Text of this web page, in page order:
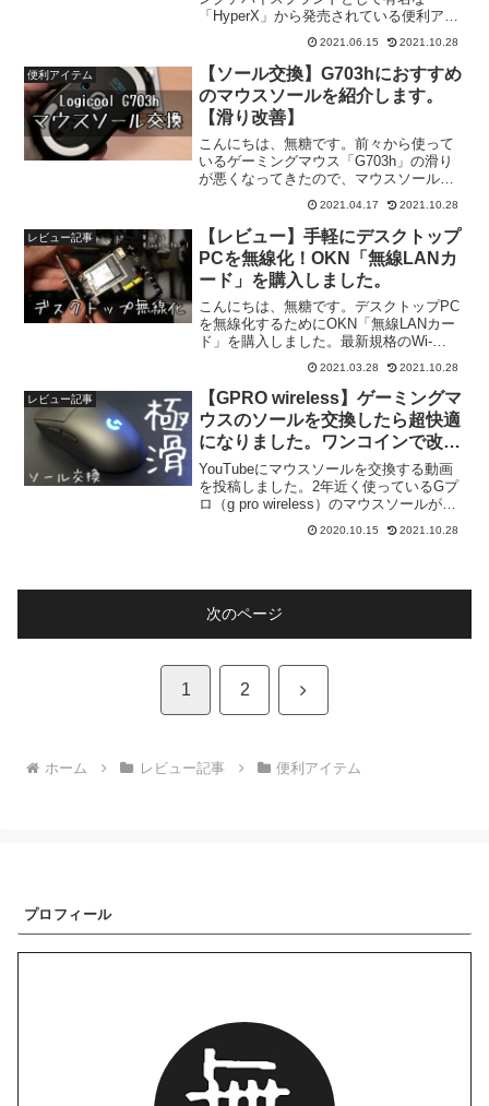
「HyperX」から発売されている便利アイ
テム「ハイパーエックス リストレスト
（型番：HX-WR）」を紹介します。こち
らの製品の主な特徴は以下の通りです。
冷感ジェル低反発ク...
2021.06.15 2021.10.28
便利アイテム
【ソール交換】G703hにおすすめ
のマウスソールを紹介します。
【滑り改善】
こんにちは、無糖です。前々から使って
いるゲーミングマウス「G703h」の滑り
が悪くなってきたので、マウスソールを
交換しました。今回は「パワーサポート
AS-36」、「Hotline Games 3.0
PLUS（G703h用）」の2種類を紹...
2021.04.17 2021.10.28
レビュー記事
【レビュー】手軽にデスクトップ
PCを無線化！OKN「無線LANカ
ード」を購入しました。
こんにちは、無糖です。デスクトップPC
を無線化するためにOKN「無線LANカー
ド」を購入しました。最新規格のWi-
段で購入できるという優れモノです。こ
ちらの記事では「開封時の様子」、「取
り...
2021.03.28 2021.10.28
レビュー記事
【GPRO wireless】ゲーミングマ
ウスのソールを交換したら超快適
になりました。ワンコインで改善
できます！
YouTubeにマウスソールを交換する動画
を投稿しました。2年近く使っているGプ
ロ（g pro wireless）のマウスソールが劣
ルを交換しました。パワーサポートの
2020.10.15 2021.10.28
次のページ
1 2 次
ホーム レビュー記事 便利アイテム
プロフィール